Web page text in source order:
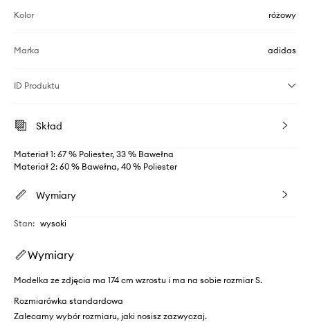
Kolor różowy
Marka adidas
ID Produktu
Skład
Materiał 1: 67 % Poliester, 33 % Bawełna
Materiał 2: 60 % Bawełna, 40 % Poliester
Wymiary
Stan: wysoki
Wymiary
Modelka ze zdjęcia ma 174 cm wzrostu i ma na sobie rozmiar S.
Rozmiarówka standardowa
Zalecamy wybór rozmiaru, jaki nosisz zazwyczaj.